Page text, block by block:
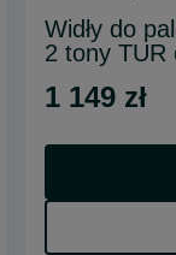
Widły do
2 tony TUR
1 149 zł